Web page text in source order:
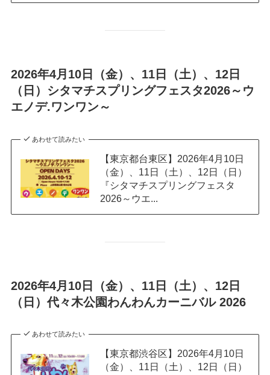
2026年4月10日（金）、11日（土）、12日
（日）シタマチスプリングフェスタ2026～ウ
エノデ.ワンワン～
あわせて読みたい
【東京都台東区】2026年4月10日
（金）、11日（土）、12日（日）
『シタマチスプリングフェスタ
2026～ウエ...
2026年4月10日（金）、11日（土）、12日
（日）代々木公園わんわんカーニバル 2026
あわせて読みたい
【東京都渋谷区】2026年4月10日
（金）、11日（土）、12日（日）